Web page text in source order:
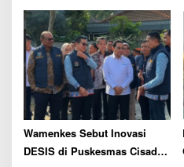
Pahlawan Kini Memudar
Wamenkes Sebut Inovasi
DESIS di Puskesmas Cisadea